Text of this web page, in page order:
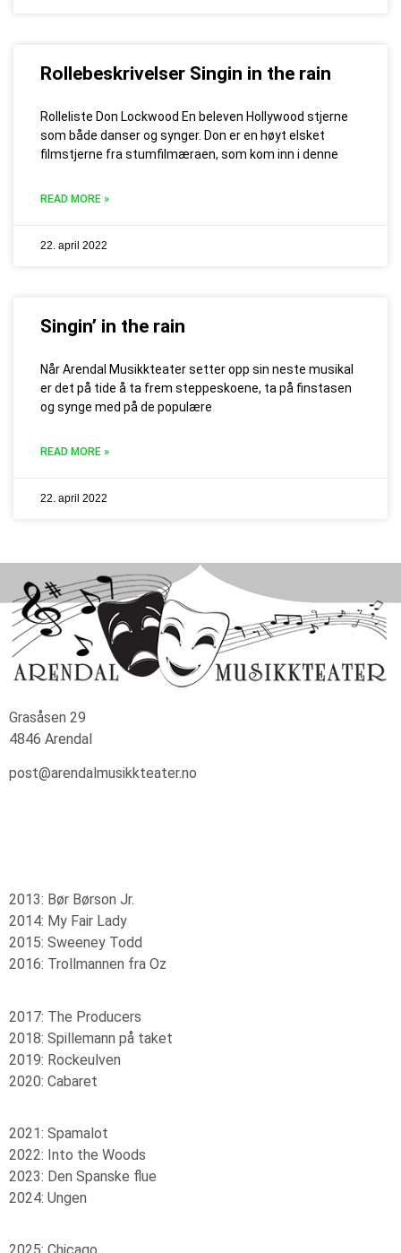
Rollebeskrivelser Singin in the rain
Rolleliste Don Lockwood En beleven Hollywood stjerne
som både danser og synger. Don er en høyt elsket
filmstjerne fra stumfilmæraen, som kom inn i denne
READ MORE »
22. april 2022
Singin’ in the rain
Når Arendal Musikkteater setter opp sin neste musikal
er det på tide å ta frem steppeskoene, ta på finstasen
og synge med på de populære
READ MORE »
22. april 2022
Grasåsen 29
4846 Arendal
post@arendalmusikkteater.no
2013: Bør Børson Jr.
2014: My Fair Lady
2015: Sweeney Todd
2016: Trollmannen fra Oz
2017: The Producers
2018: Spillemann på taket
2019: Rockeulven
2020: Cabaret
2021: Spamalot
2022: Into the Woods
2023: Den Spanske flue
2024: Ungen